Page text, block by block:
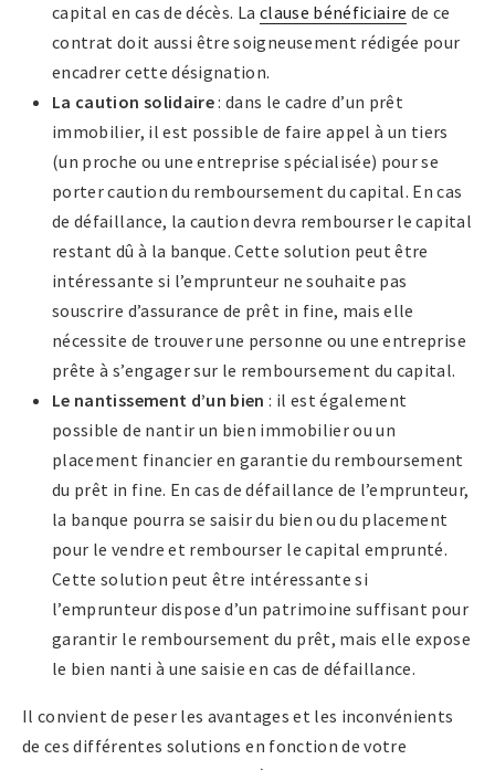
capital en cas de décès. La clause bénéficiaire de ce
contrat doit aussi être soigneusement rédigée pour
encadrer cette désignation.
La caution solidaire: dans le cadre d’un prêt
immobilier, il est possible de faire appel à un tiers
(un proche ou une entreprise spécialisée) pour se
porter caution du remboursement du capital. En cas
de défaillance, la caution devra rembourser le capital
restant dû à la banque. Cette solution peut être
intéressante si l’emprunteur ne souhaite pas
souscrire d’assurance de prêt in fine, mais elle
nécessite de trouver une personne ou une entreprise
prête à s’engager sur le remboursement du capital.
Le nantissement d’un bien : il est également
possible de nantir un bien immobilier ou un
placement financier en garantie du remboursement
du prêt in fine. En cas de défaillance de l’emprunteur,
la banque pourra se saisir du bien ou du placement
pour le vendre et rembourser le capital emprunté.
Cette solution peut être intéressante si
l’emprunteur dispose d’un patrimoine suffisant pour
garantir le remboursement du prêt, mais elle expose
le bien nanti à une saisie en cas de défaillance.
Il convient de peser les avantages et les inconvénients
de ces différentes solutions en fonction de votre